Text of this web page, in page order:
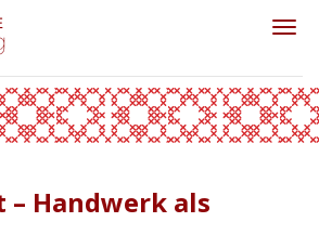
– Handwerk als